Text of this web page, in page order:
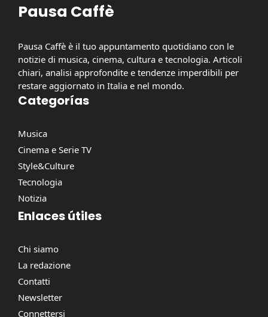
Pausa Caffè
Pausa Caffè è il tuo appuntamento quotidiano con le
notizie di musica, cinema, cultura e tecnologia. Articoli
chiari, analisi approfondite e tendenze imperdibili per
restare aggiornato in Italia e nel mondo.
Categorías
Musica
Cinema e Serie TV
Style&Culture
Tecnologia
Notizia
Enlaces útiles
Chi siamo
La redazione
Contatti
Newsletter
Connettersi